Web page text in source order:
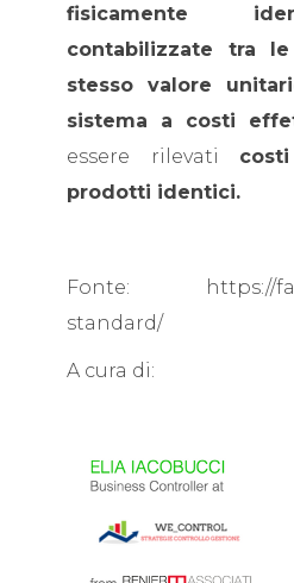
fisicamente
contabilizzate tra
stesso valore
sistema a costi
essere rilevati
prodotti identici.
Fonte: https://
standard/
A cura di: